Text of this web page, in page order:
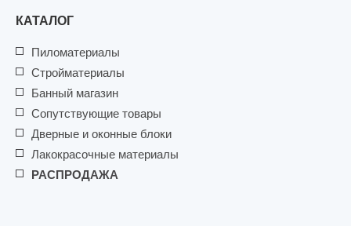
КАТАЛОГ
Пиломатериалы
Стройматериалы
Банный магазин
Сопутствующие товары
Дверные и оконные блоки
Лакокрасочные материалы
РАСПРОДАЖА